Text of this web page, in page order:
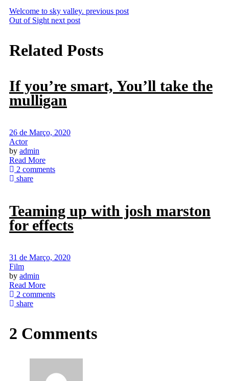
Welcome to sky valley. previous post
Out of Sight next post
Related Posts
If you’re smart, You’ll take the
mulligan
26 de Março, 2020
Actor
by admin
Read More
2 comments
share
Teaming up with josh marston
for effects
31 de Março, 2020
Film
by admin
Read More
2 comments
share
2 Comments